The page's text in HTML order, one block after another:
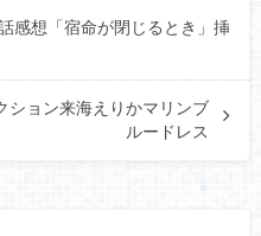
感想「宿命が閉じるとき」挿
ション来海えりかマリンブ
ルードレス